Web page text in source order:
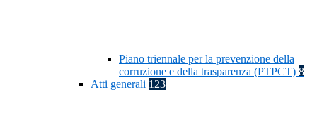
Piano triennale per la prevenzione della
corruzione e della trasparenza (PTPCT) 8
Atti generali 123